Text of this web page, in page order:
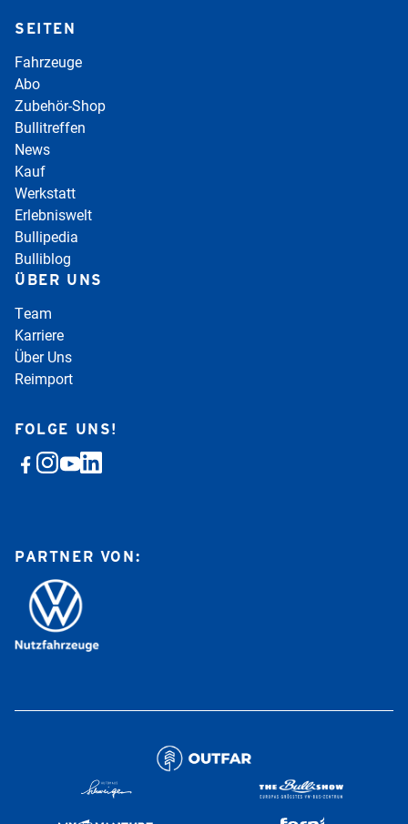
SEITEN
Fahrzeuge
Abo
Zubehör-Shop
Bullitreffen
News
Kauf
Werkstatt
Erlebniswelt
Bullipedia
Bulliblog
ÜBER UNS
Team
Karriere
Über Uns
Reimport
FOLGE UNS!
PARTNER VON: